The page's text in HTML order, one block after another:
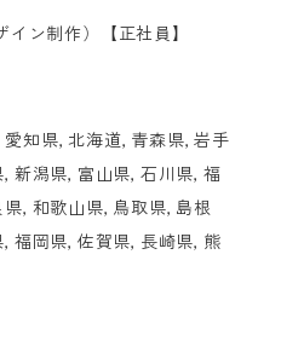
ン制作）【正社員】
知県, 北海道, 青森県, 岩手
新潟県, 富山県, 石川県, 福
, 和歌山県, 鳥取県, 島根
福岡県, 佐賀県, 長崎県, 熊